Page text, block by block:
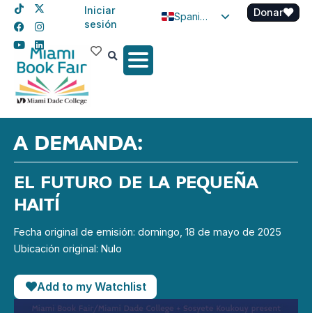
Iniciar
sesión
Spanish
Donar
A DEMANDA:
EL FUTURO DE LA PEQUEÑA
HAITÍ
Fecha original de emisión: domingo, 18 de mayo de 2025
Ubicación original: Nulo
Add to my Watchlist